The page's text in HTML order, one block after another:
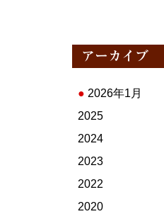
アーカイブ
● 2026年1月
2025
2024
2023
2022
2020